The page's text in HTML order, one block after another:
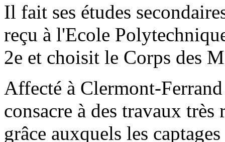
Il fait ses études
reçu à l'Ecole
2e et choisit le Corps des
Affecté à Clermont-
consacre à des travaux
grâce auxquels les